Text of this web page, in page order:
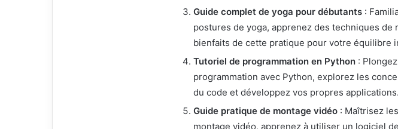
Guide complet de yoga pour débutants :
postures de yoga, apprenez des techniques
bienfaits de cette pratique pour votre équilibre
Tutoriel de programmation en Python :
programmation avec Python, explorez les
du code et développez vos propres applications.
Guide pratique de montage vidéo : Maîtrisez
montage vidéo, apprenez à utiliser un logiciel